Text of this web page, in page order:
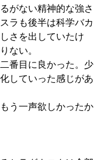
がない精神的な強さ
ラも後半は科学バカ
さを出していたけ
ない。
番目に良かった。少
していった感じがあ
う一声欲しかったか